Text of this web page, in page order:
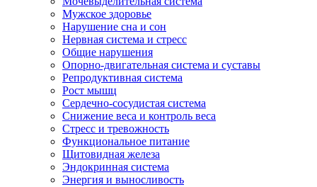
Мужское здоровье
Нарушение сна и сон
Нервная система и стресс
Общие нарушения
Опорно-двигательная система и суставы
Репродуктивная система
Рост мышц
Сердечно-сосудистая система
Снижение веса и контроль веса
Стресс и тревожность
Функциональное питание
Щитовидная железа
Эндокринная система
Энергия и выносливость